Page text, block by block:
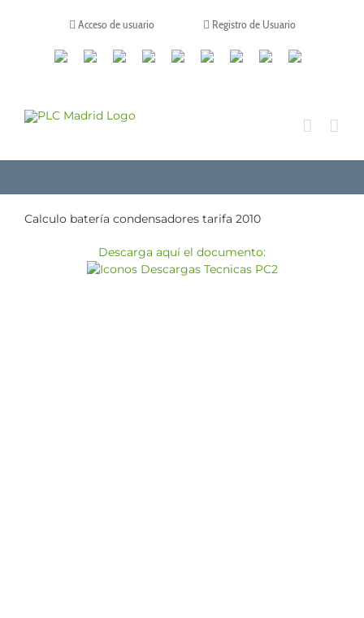
Acceso de usuario Registro de Usuario
CanalesLinkedinYoutubeTiktokFacebookInstagram
X TwitchContacto
Calculo batería condensadores tarifa 2010
Descarga aquí el documento: